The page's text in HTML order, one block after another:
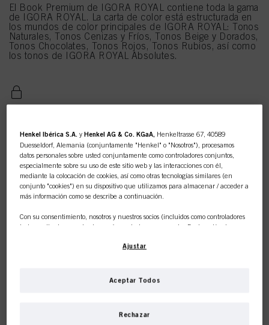
El Book Premium de IGORA ROYAL contiene toda la gama
de IGORA ROYAL. La carta de color está estructurada en
los mundos de color principales de IGORA ROYAL: Tonos
Naturales, Tonos Cenizas y Fríos, Tonos Beige y Dorados,
Tonos Chocolates, Tonos Rojos, Tonos Rubios, así como
los tonos de IGORA ROYAL Absolutes.
Esta tienda en línea es de
Henkel Ibérica S.A. yHenkel AG & Co. KGaA, Henkeltrasse 67, 40589
Duesseldorf, Alemania (conjuntamente "Henkel" o "Nosotros"), procesamos
datos personales sobre usted conjuntamente como controladores conjuntos,
especialmente sobre su uso de este sitio web y las interacciones con él,
mediante la colocación de cookies, así como otras tecnologías similares (en
conjunto "cookies") en su dispositivo que utilizamos para almacenar / acceder a
más información como se describe a continuación.
Con su consentimiento, nosotros y nuestros socios (incluidos como controladores
independientes
conjuntos
según se designa en nuestra Declaración de
huellas dactilares y tecnologías similares") también utilizaremos cookies y
mejoren su uso de este sitio web y/o para marketing personalizado
Ajustar
Rechazar
Aceptar Todos